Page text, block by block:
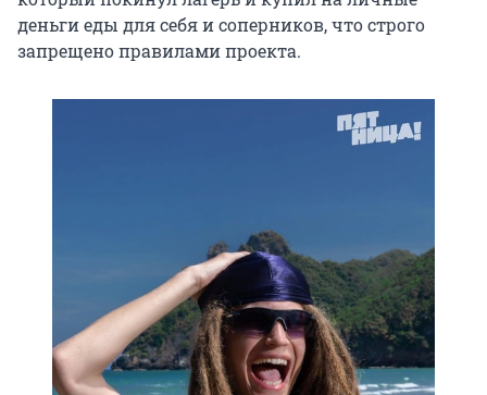
деньги еды для себя и соперников, что строго
запрещено правилами проекта.